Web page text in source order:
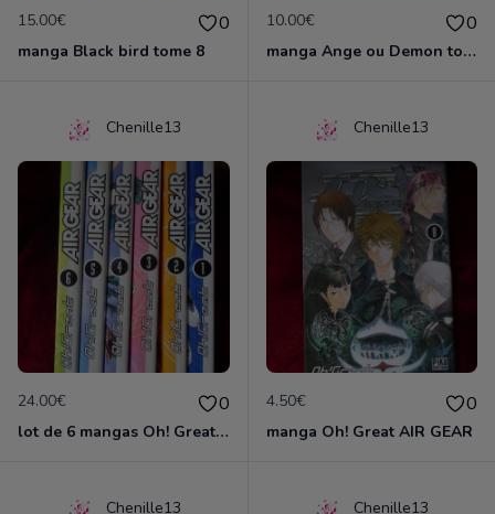
15.00€ 0
manga Black bird tome 8
10.00€ 0
manga Ange ou Demon tome 1
Chenille13
24.00€ 0
lot de 6 mangas Oh! Great AIR GEAR
Chenille13
4.50€ 0
manga Oh! Great AIR GEAR
Chenille13 Chenille13